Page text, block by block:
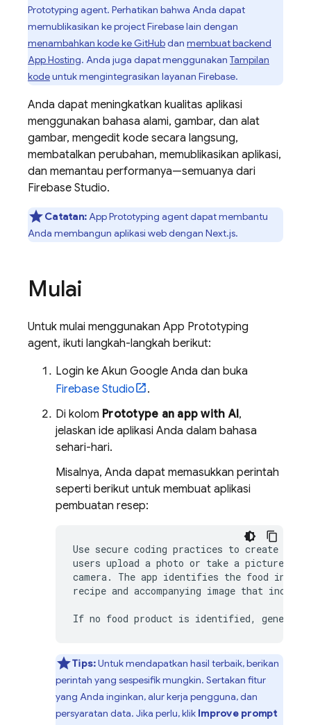
Prototyping agent. Perhatikan bahwa Anda dapat
memublikasikan ke project Firebase lain dengan
menambahkan kode ke GitHubdan membuat backend
App Hosting. Anda juga dapat menggunakan Tampilan
kodeuntuk mengintegrasikan layanan Firebase.
Anda dapat meningkatkan kualitas aplikasi
menggunakan bahasa alami, gambar, dan alat
gambar, mengedit kode secara langsung,
membatalkan perubahan, memublikasikan aplikasi,
dan memantau performanya—semuanya dari
Firebase Studio.
Catatan:App Prototyping agentdapat membantu
Anda membangun aplikasi web dengan Next.js.
Mulai
Untuk mulai menggunakan App Prototyping
agent, ikuti langkah-langkah berikut:
Login ke Akun Google Anda dan buka
Firebase Studio
.
Di kolom Prototype an app with AI,
jelaskan ide aplikasi Anda dalam bahasa
sehari-hari.
Misalnya, Anda dapat memasukkan perintah
seperti berikut untuk membuat aplikasi
pembuatan resep:
Use secure coding practices to create an
users upload a photo or take a picture
camera. The app identifies the food in the
recipe and accompanying image that
Tips:Untuk mendapatkan hasil terbaik, berikan
perintah yang sespesifik mungkin. Sertakan fitur
yang Anda inginkan, alur kerja pengguna, dan
persyaratan data. Jika perlu, klik Improve prompt